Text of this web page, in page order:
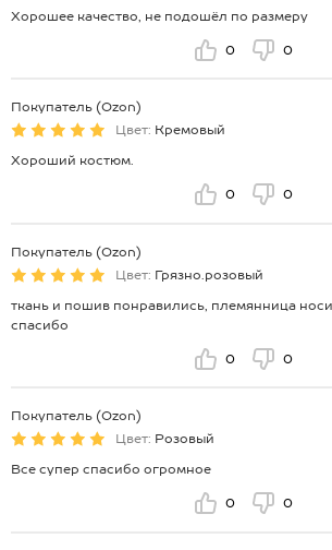
Хорошее качество, не подошёл по размеру
0 0
Покупатель (Ozon)
Цвет: Кремовый
Хороший костюм.
0 0
Покупатель (Ozon)
Цвет: Грязно.розовый
ткань и пошив понравились, племянница
спасибо
0 0
Покупатель (Ozon)
Цвет: Розовый
Все супер спасибо огромное
0 0